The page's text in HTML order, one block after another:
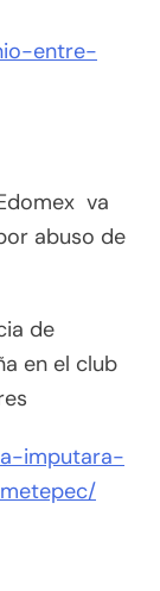
entre-
va
abuso de
de
en el club
imputara-